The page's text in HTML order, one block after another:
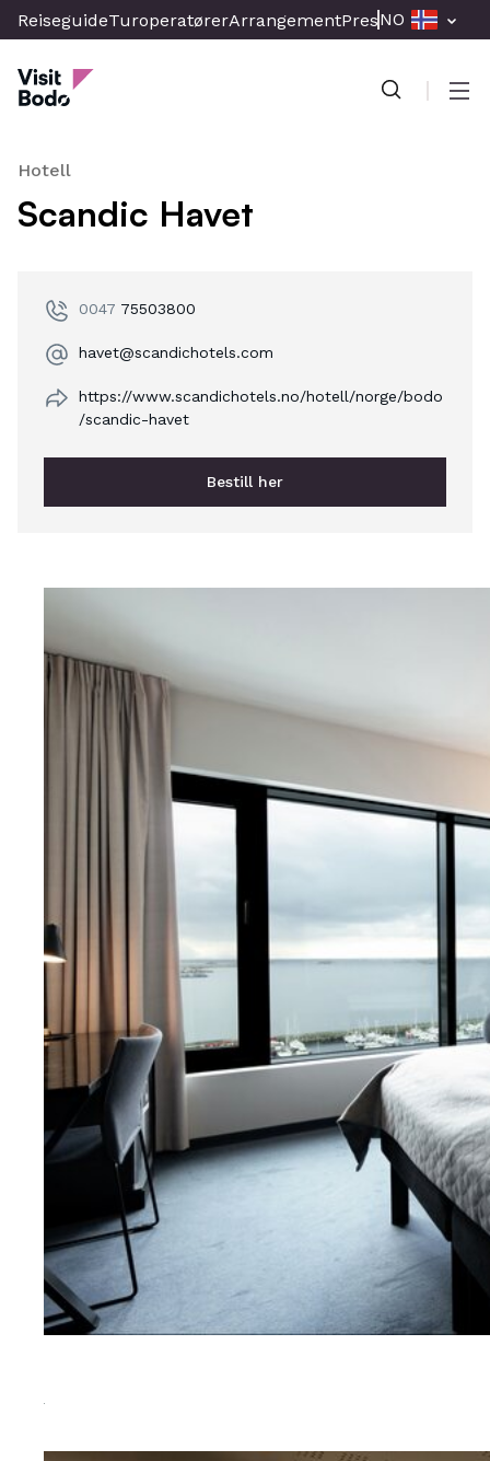
Skip
to
main
content
ReiseguideTuroperatørerArrangementPresse & Media
NO
Visit Bodo
Hotell
Scandic Havet
0047 75503800
havet@scandichotels.com
https://www.scandichotels.no/hotell/norge/bodo
/scandic-havet
Bestill her